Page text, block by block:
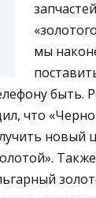
мы
быть.
что
новый